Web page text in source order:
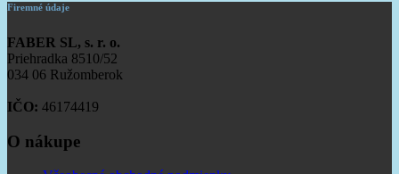
Firemné údaje
FABER SL, s. r. o.
Priehradka 8510/52
034 06 Ružomberok
IČO: 46174419
O nákupe